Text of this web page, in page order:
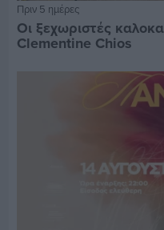
Πριν 5 ημέρες
Οι ξεχωριστές
Clementine Chios